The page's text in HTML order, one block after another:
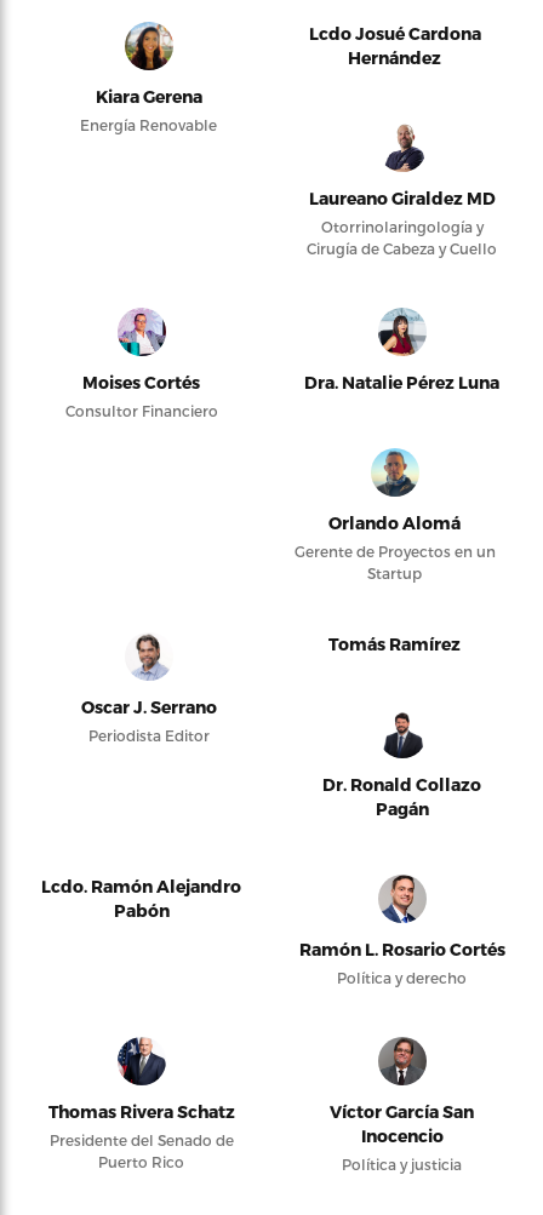
Kiara Gerena
Energía Renovable
Lcdo Josué Cardona
Hernández
Laureano Giraldez MD
Otorrinolaringología y
Cirugía de Cabeza y Cuello
Moises Cortés
Consultor Financiero
Dra. Natalie Pérez Luna
Orlando Alomá
Gerente de Proyectos en un
Startup
Oscar J. Serrano
Periodista Editor
Tomás Ramírez
Dr. Ronald Collazo
Pagán
Lcdo. Ramón Alejandro
Pabón
Ramón L. Rosario Cortés
Política y derecho
Thomas Rivera Schatz
Presidente del Senado de
Puerto Rico
Víctor García San
Inocencio
Política y justicia